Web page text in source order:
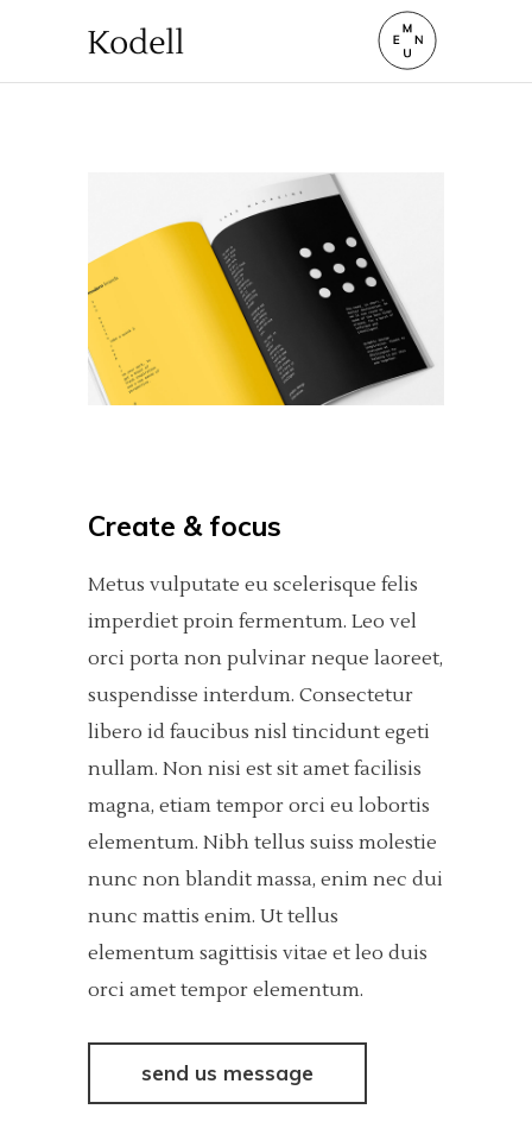
Create & focus
Metus vulputate eu scelerisque felis
imperdiet proin fermentum. Leo vel
orci porta non pulvinar neque laoreet,
suspendisse interdum. Consectetur
libero id faucibus nisl tincidunt egeti
nullam. Non nisi est sit amet facilisis
magna, etiam tempor orci eu lobortis
elementum. Nibh tellus suiss molestie
nunc non blandit massa, enim nec dui
nunc mattis enim. Ut tellus
elementum sagittisis vitae et leo duis
orci amet tempor elementum.
send us message